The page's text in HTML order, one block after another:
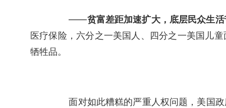
——贫富差距加速扩大，底层民众生
医疗保险，六分之一美国人、四分之一美国儿
牺牲品。
面对如此糟糕的严重人权问题，美国政